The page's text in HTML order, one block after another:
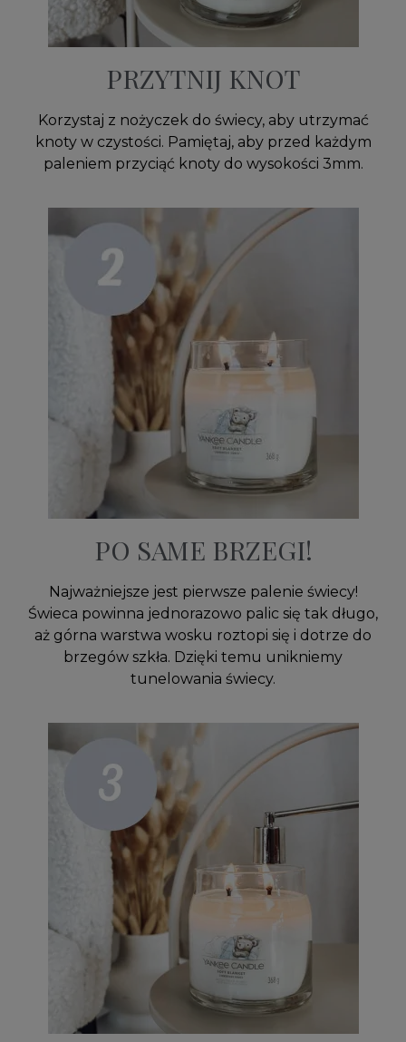
PRZYTNIJ KNOT
Korzystaj z nożyczek do świecy, aby utrzymać
knoty w czystości. Pamiętaj, aby przed każdym
paleniem przyciąć knoty do wysokości 3mm.
PO SAME BRZEGI!
Najważniejsze jest pierwsze palenie świecy!
Świeca powinna jednorazowo palic się tak długo,
aż górna warstwa wosku roztopi się i dotrze do
brzegów szkła. Dzięki temu unikniemy
tunelowania świecy.